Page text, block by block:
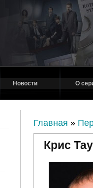
Новости О
Главная »
Крис